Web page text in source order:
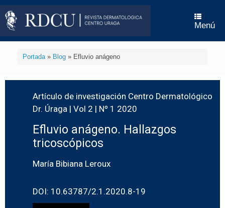
Menú
Portada» Blog» Efluvio anágeno
Artículo de investigación Centro Dermatológico
Dr. Úraga | Vol 2 | Nº 1 2020
Efluvio anágeno. Hallazgos
tricoscópicos
María Bibiana Leroux
DOI: 10.63787/2.1.2020.8-19